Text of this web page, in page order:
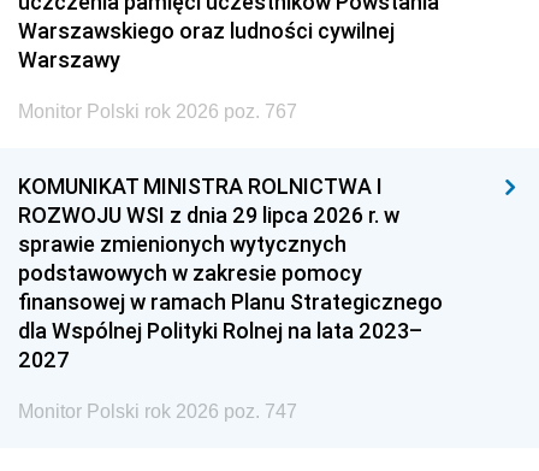
Warszawskiego oraz ludności cywilnej
Warszawy
Monitor Polski rok 2026 poz. 767
KOMUNIKAT MINISTRA ROLNICTWA I
ROZWOJU WSI z dnia 29 lipca 2026 r. w
sprawie zmienionych wytycznych
podstawowych w zakresie pomocy
finansowej w ramach Planu Strategicznego
dla Wspólnej Polityki Rolnej na lata 2023–
2027
Monitor Polski rok 2026 poz. 747